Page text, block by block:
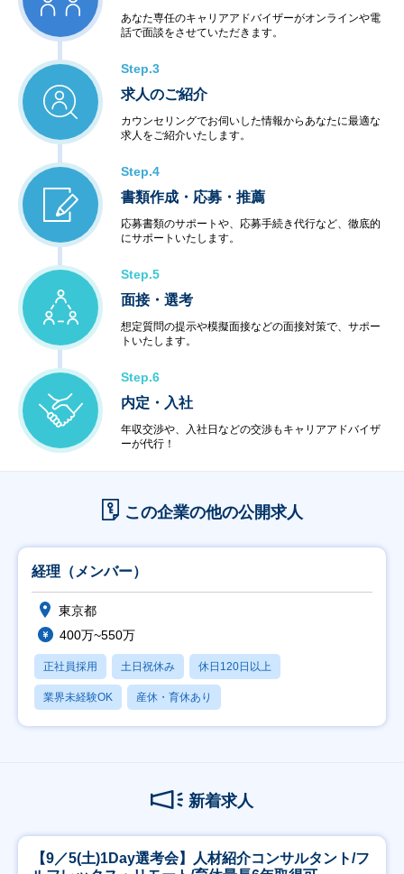
あなた専任のキャリアアドバイザーがオンラインや電
話で面談をさせていただきます。
Step.3
求人のご紹介
カウンセリングでお伺いした情報からあなたに最適な
求人をご紹介いたします。
Step.4
書類作成・応募・推薦
応募書類のサポートや、応募手続き代行など、徹底的
にサポートいたします。
Step.5
面接・選考
想定質問の提示や模擬面接などの面接対策で、サポー
トいたします。
Step.6
内定・入社
年収交渉や、入社日などの交渉もキャリアアドバイザ
ーが代行！
この企業の他の公開求人
経理（メンバー）
東京都
400万~550万
正社員採用 土日祝休み 休日120日以上
業界未経験OK 産休・育休あり
新着求人
【9／5(土)1Day選考会】人材紹介コンサルタント/フ